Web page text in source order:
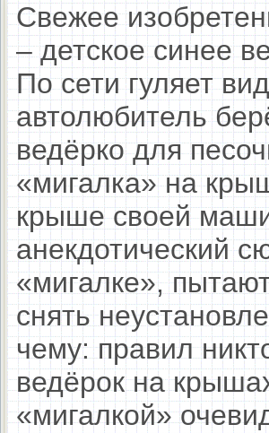
Свежее
– детское синее
По сети гуляет
автолюбитель
ведёрко для
«мигалка» на
крыше своей
анекдотический
«мигалке»,
снять
чему: правил
ведёрок на
«мигалкой»